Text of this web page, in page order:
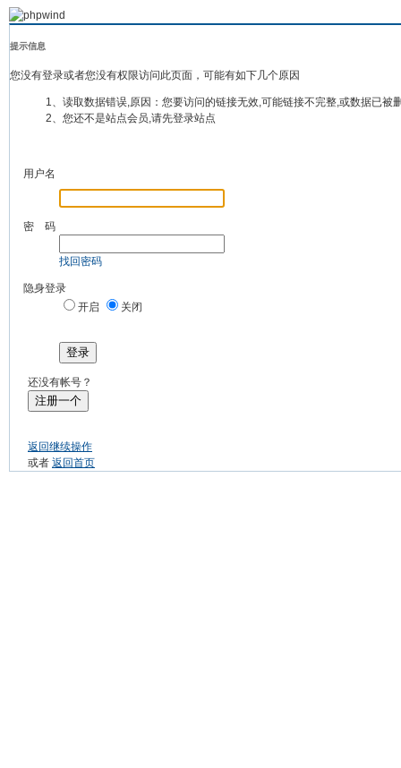
提示信息
您没有登录或者您没有权限访问此页面，可能有如下几个原因
1、读取数据错误,原因：您要访问的链接无效,可能链接不完整,或数据已被
2、您还不是站点会员,请先登录站点
用户名
密 码
找回密码
隐身登录
开启
关闭
登录
还没有帐号？
注册一个
返回继续操作
或者 返回首页